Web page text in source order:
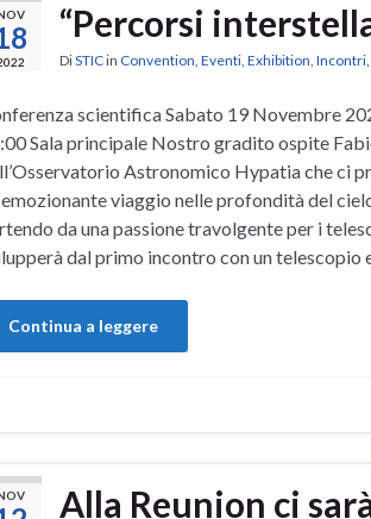
“Percorsi
DiSTICin Convention, Eventi, Exhibition, Incontri,
scientifica Sabato 19 Novembre
Sala principale Nostro gradito ospite
Astronomico Hypatia che ci
emozionante viaggio nelle profondità del
da una passione travolgente per i
dal primo incontro con un telescopio
Continua a leggere
Alla Reunion ci